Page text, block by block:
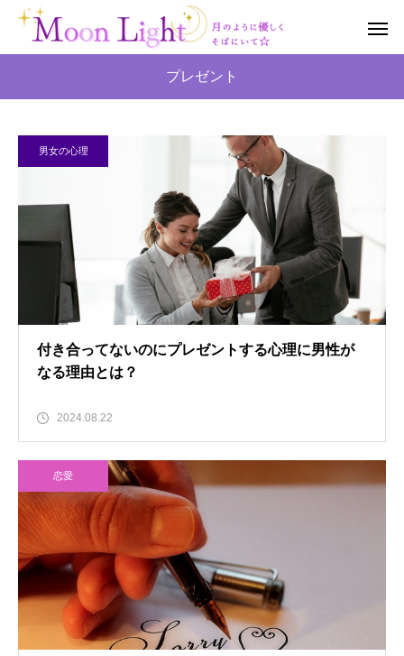
プレゼント
男女の心理
付き合ってないのにプレゼントする心理に男性が
なる理由とは？
2024.08.22
恋愛